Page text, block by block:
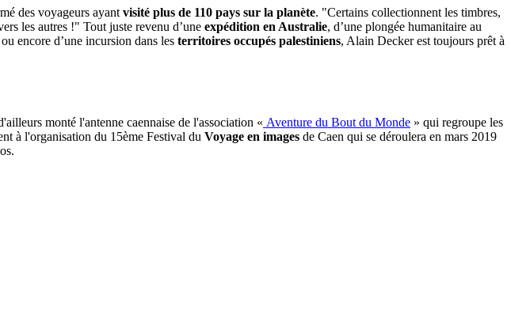
des voyageurs ayant visité plus de 110 pays sur la planète. "Certains collectionnent les timbres,
les autres !" Tout juste revenu d’une expédition en Australie, d’une plongée humanitaire au
ou encore d’une incursion dans les territoires occupés palestiniens, Alain Decker est toujours prêt à
monté l'antenne caennaise de l'association « Aventure du Bout du Monde » qui regroupe les
à l'organisation du 15ème Festival du Voyage en images de Caen qui se déroulera en mars 2019